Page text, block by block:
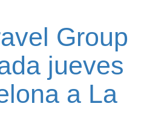
Group
jueves
a La